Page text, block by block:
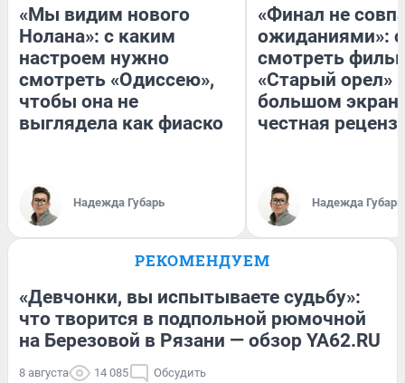
«Мы видим нового
Нолана»: с каким
настроем нужно
смотреть «Одиссею»,
чтобы она не
выглядела как фиаско
Надежда Губарь
«Финал не
ожиданиями»:
смотреть
«Старый орел»
большом
честная
Надежда Губарь
РЕКОМЕНДУЕМ
«Девчонки, вы испытываете судьбу»:
что творится в подпольной рюмочной
на Березовой в Рязани — обзор YA62.RU
8 августа 14 085 Обсудить